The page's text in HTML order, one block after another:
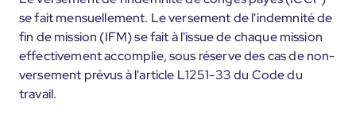
se fait mensuellement. Le versement de l'indemnité de
fin de mission (IFM) se fait à l'issue de chaque mission
effectivement accomplie, sous réserve des cas de non-
versement prévus à l'article L1251-33 du Code du
travail.